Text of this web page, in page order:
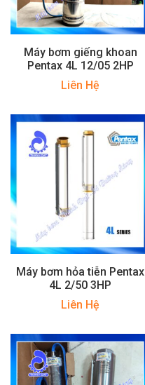
Máy bơm giếng khoan
Pentax 4L 12/05 2HP
Liên Hệ
Máy bơm hỏa tiễn Pentax
4L 2/50 3HP
Liên Hệ